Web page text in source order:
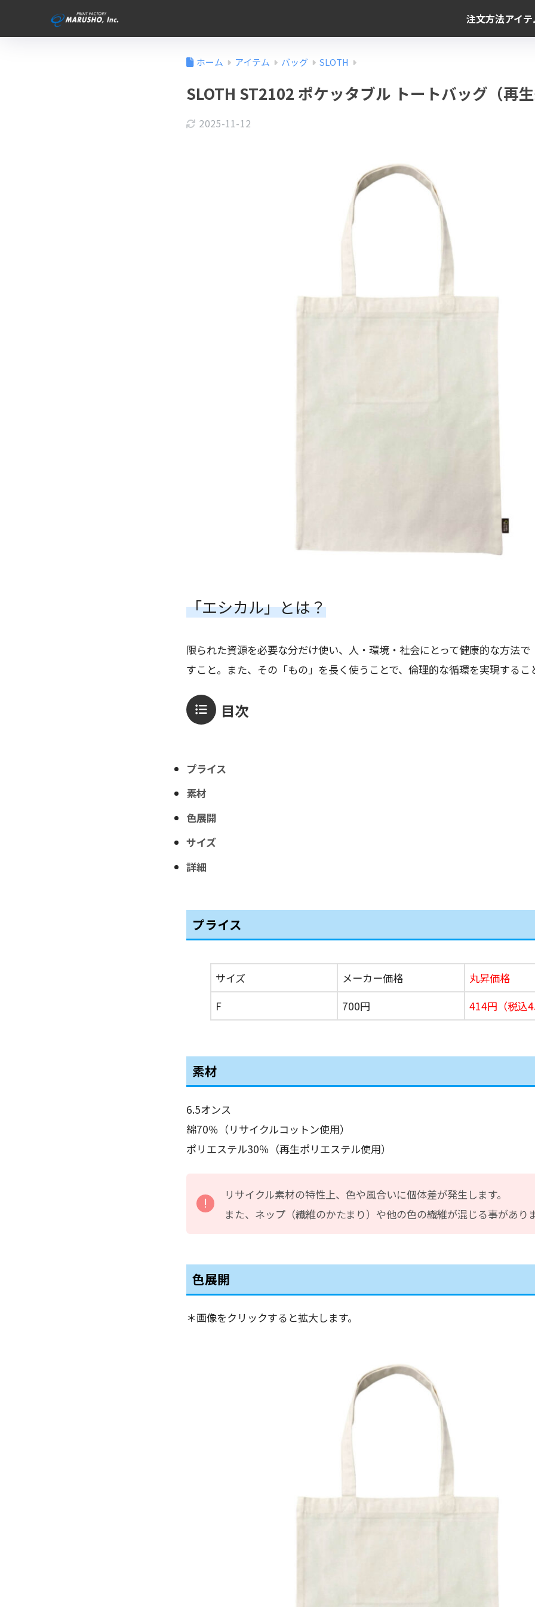
注文方法アイ
ホーム アイテム バッグ SLOTH
SLOTH ST2102 ポケッタブル トートバッグ（再
2025-11-12
「エシカル」とは？
限られた資源を必要な分だけ使い、人・環境・社会にとって健康的な方法で
すこと。また、その「もの」を長く使うことで、倫理的な循環を実現するこ
目次
プライス
素材
色展開
サイズ
詳細
プライス
サイズ メーカー価格
丸昇価格
F
700円 414円 （税
素材
6.5オンス
綿70％（リサイクルコットン使用）
ポリエステル30％（再生ポリエステル使用）
リサイクル素材の特性上、色や風合いに個体差が発生します。
また、ネップ（繊維のかたまり）や他の色の繊維が混じる事があり
色展開
＊画像をクリックすると拡大します。